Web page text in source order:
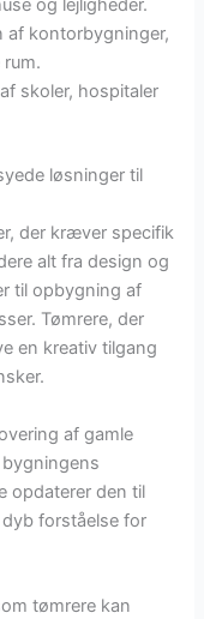
og lejligheder.
af kontorbygninger,
skoler, hospitaler
løsninger til
der kræver specifik
alt fra design og
til opbygning af
Tømrere, der
en kreativ tilgang
af gamle
opdaterer den til
forståelse for
tømrere kan